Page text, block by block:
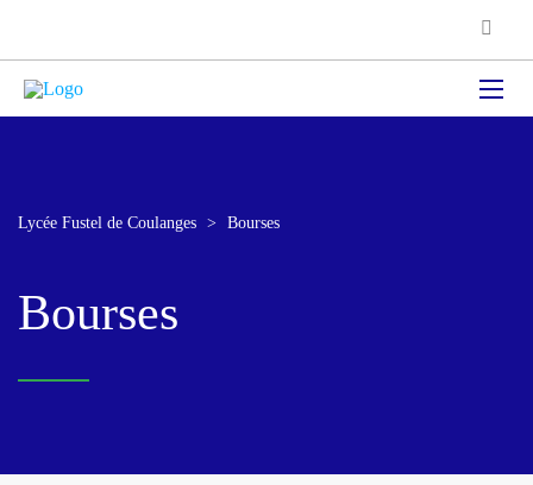
Lycée Fustel de Coulanges > Bourses
Bourses